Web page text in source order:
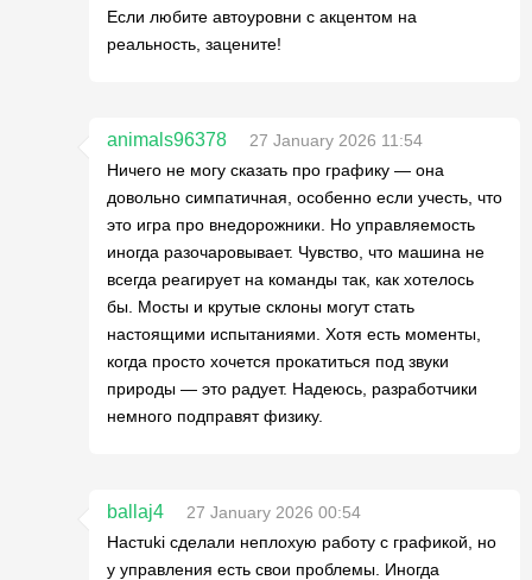
Если любите автоуровни с акцентом на
реальность, зацените!
animals96378
27 January 2026 11:54
Ничего не могу сказать про графику — она
довольно симпатичная, особенно если учесть, что
это игра про внедорожники. Но управляемость
иногда разочаровывает. Чувство, что машина не
всегда реагирует на команды так, как хотелось
бы. Мосты и крутые склоны могут стать
настоящими испытаниями. Хотя есть моменты,
когда просто хочется прокатиться под звуки
природы — это радует. Надеюсь, разработчики
немного подправят физику.
ballaj4
27 January 2026 00:54
Настuki сделали неплохую работу с графикой, но
у управления есть свои проблемы. Иногда